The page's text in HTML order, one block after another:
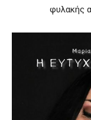
φυλακής